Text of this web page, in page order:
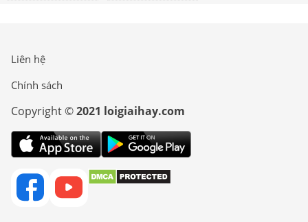
Liên hệ
Chính sách
Copyright ©2021 loigiaihay.com